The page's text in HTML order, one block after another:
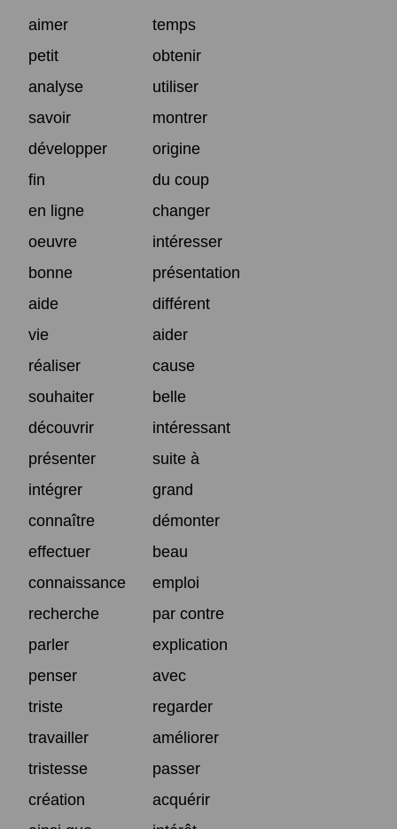
aimer
temps
petit
obtenir
analyse
utiliser
savoir
montrer
développer
origine
fin
du coup
en ligne
changer
oeuvre
intéresser
bonne
présentation
aide
différent
vie
aider
réaliser
cause
souhaiter
belle
découvrir
intéressant
présenter
suite à
intégrer
grand
connaître
démonter
effectuer
beau
connaissance
emploi
recherche
par contre
parler
explication
penser
avec
triste
regarder
travailler
améliorer
tristesse
passer
création
acquérir